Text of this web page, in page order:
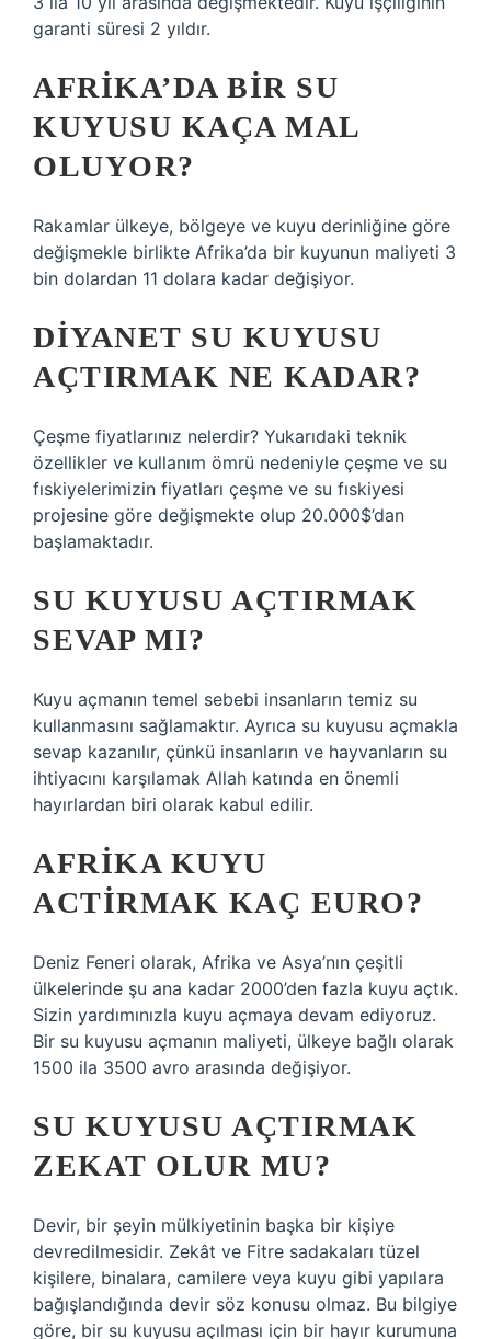
garanti süresi 2 yıldır.
AFRIKA’DA BIR SU
KUYUSU KAÇA MAL
OLUYOR?
Rakamlar ülkeye, bölgeye ve kuyu derinliğine göre
değişmekle birlikte Afrika’da bir kuyunun maliyeti 3
bin dolardan 11 dolara kadar değişiyor.
DIYANET SU KUYUSU
AÇTIRMAK NE KADAR?
Çeşme fiyatlarınız nelerdir? Yukarıdaki teknik
özellikler ve kullanım ömrü nedeniyle çeşme ve su
fıskiyelerimizin fiyatları çeşme ve su fıskiyesi
projesine göre değişmekte olup 20.000$’dan
başlamaktadır.
SU KUYUSU AÇTIRMAK
SEVAP MI?
Kuyu açmanın temel sebebi insanların temiz su
kullanmasını sağlamaktır. Ayrıca su kuyusu açmakla
sevap kazanılır, çünkü insanların ve hayvanların su
ihtiyacını karşılamak Allah katında en önemli
hayırlardan biri olarak kabul edilir.
AFRIKA KUYU
ACTIRMAK KAÇ EURO?
Deniz Feneri olarak, Afrika ve Asya’nın çeşitli
ülkelerinde şu ana kadar 2000’den fazla kuyu açtık.
Sizin yardımınızla kuyu açmaya devam ediyoruz.
Bir su kuyusu açmanın maliyeti, ülkeye bağlı olarak
1500 ila 3500 avro arasında değişiyor.
SU KUYUSU AÇTIRMAK
ZEKAT OLUR MU?
Devir, bir şeyin mülkiyetinin başka bir kişiye
devredilmesidir. Zekât ve Fitre sadakaları tüzel
kişilere, binalara, camilere veya kuyu gibi yapılara
bağışlandığında devir söz konusu olmaz. Bu bilgiye
göre, bir su kuyusu açılması için bir hayır kurumuna